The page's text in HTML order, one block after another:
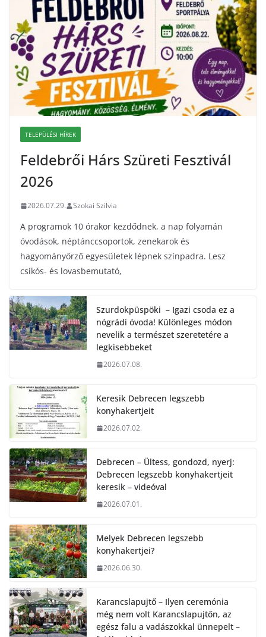
TELEPÜLÉSI HÍREK
Feldebrői Hárs Szüreti Fesztivál
2026
2026.07.29. Szokai Szilvia
A programok 10 órakor kezdődnek, a nap folyamán
óvodások, néptánccsoportok, zenekarok és
hagyományőrző egyesületek lépnek színpadra. Lesz
csikós- és lovasbemutató,
Szurdokpüspöki – Igazi csoda ez a
nógrádi óvoda! Különleges módon
nevelik a természet szeretetére a
legkisebbeket
2026.07.08.
Keresik Debrecen legszebb
konyhakertjeit
2026.07.02.
Debrecen – Ültess, gondozd, nyerj:
Debrecen legszebb konyhakertjeit
keresik – videóval
2026.07.01.
Melyek Debrecen legszebb
konyhakertjei?
2026.06.30.
Karancslapujtő – Ilyen ceremónia
még nem volt Karancslapujtőn, az
egész falu a vadászokkal ünnepelt –